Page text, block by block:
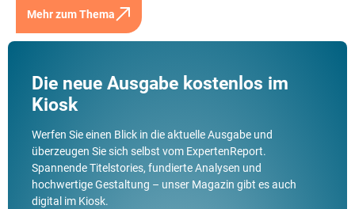
Mehr zum Thema
Die neue Ausgabe kostenlos im
Kiosk
Werfen Sie einen Blick in die aktuelle Ausgabe und
überzeugen Sie sich selbst vom ExpertenReport.
Spannende Titelstories, fundierte Analysen und
hochwertige Gestaltung – unser Magazin gibt es auch
digital im Kiosk.